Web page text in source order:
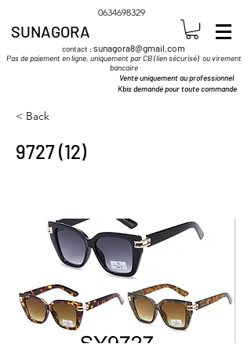
0634698329
SUNAGORA
contact :sunagora8@gmail.com
Pas de paiement en ligne, uniquement par CB (lien sécurisé) ou virement
bancaire
Vente uniquement au professionnel
Kbis demandé pour toute commande
< Back
9727 (12)